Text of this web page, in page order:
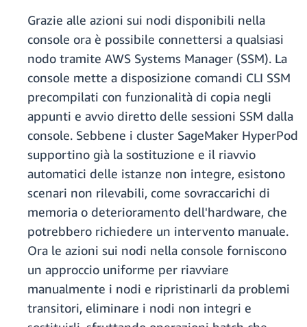
Grazie alle azioni sui nodi disponibili nella
console ora è possibile connettersi a qualsiasi
nodo tramite AWS Systems Manager (SSM). La
console mette a disposizione comandi CLI SSM
precompilati con funzionalità di copia negli
appunti e avvio diretto delle sessioni SSM dalla
console. Sebbene i cluster SageMaker HyperPod
supportino già la sostituzione e il riavvio
automatici delle istanze non integre, esistono
scenari non rilevabili, come sovraccarichi di
memoria o deterioramento dell'hardware, che
potrebbero richiedere un intervento manuale.
Ora le azioni sui nodi nella console forniscono
un approccio uniforme per riavviare
manualmente i nodi e ripristinarli da problemi
transitori, eliminare i nodi non integri e